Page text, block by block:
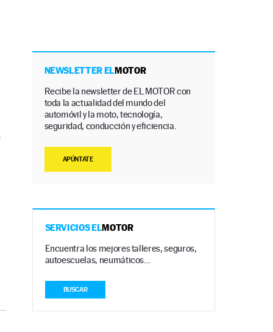
NEWSLETTER ELMOTOR
Recibe la newsletter de EL MOTOR con
toda la actualidad del mundo del
automóvil y la moto, tecnología,
seguridad, conducción y eficiencia.
APÚNTATE
SERVICIOS ELMOTOR
Encuentra los mejores talleres, seguros,
autoescuelas, neumáticos…
BUSCAR